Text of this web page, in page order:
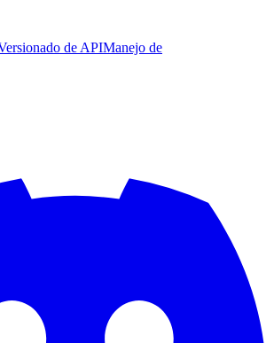
de APIManejo de